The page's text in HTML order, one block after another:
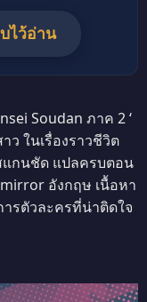
ไว้อ่าน
Soudan ภาค 2 ‘
ว ในเรื่องราวชีวิต
แกนชัด แปลครบตอน
อังกฤษ เนื้อหา
รตัวละครที่น่าติดใจ